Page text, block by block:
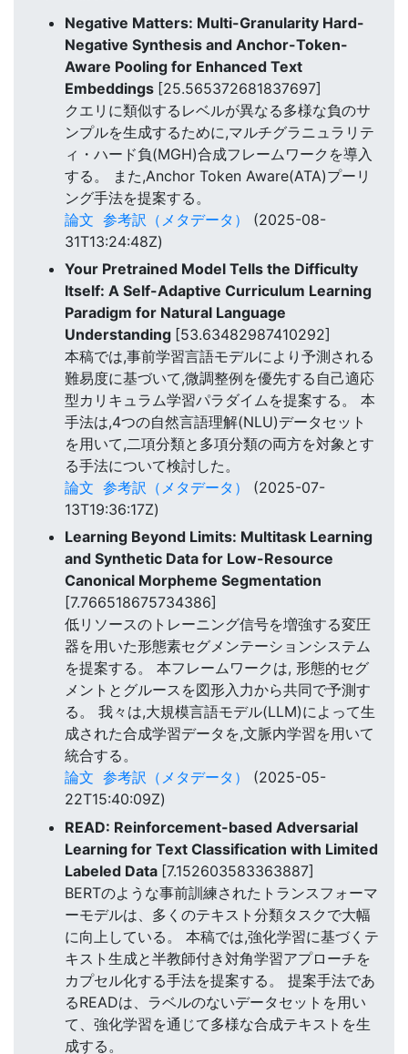
Negative Matters: Multi-Granularity Hard-
Negative Synthesis and Anchor-Token-
Aware Pooling for Enhanced Text
Embeddings [25.565372681837697]
クエリに類似するレベルが異なる多様な負のサ
ンプルを生成するために,マルチグラニュラリテ
ィ・ハード負(MGH)合成フレームワークを導入
する。 また,Anchor Token Aware(ATA)プーリ
ング手法を提案する。
論文 参考訳（メタデータ）
(2025-08-
31T13:24:48Z)
Your Pretrained Model Tells the Difficulty
Itself: A Self-Adaptive Curriculum Learning
Paradigm for Natural Language
Understanding [53.63482987410292]
本稿では,事前学習言語モデルにより予測される
難易度に基づいて,微調整例を優先する自己適応
型カリキュラム学習パラダイムを提案する。 本
手法は,4つの自然言語理解(NLU)データセット
を用いて,二項分類と多項分類の両方を対象とす
る手法について検討した。
論文 参考訳（メタデータ）
(2025-07-
13T19:36:17Z)
Learning Beyond Limits: Multitask Learning
and Synthetic Data for Low-Resource
Canonical Morpheme Segmentation
[7.766518675734386]
低リソースのトレーニング信号を増強する変圧
器を用いた形態素セグメンテーションシステム
を提案する。 本フレームワークは, 形態的セグ
メントとグルースを図形入力から共同で予測す
る。 我々は,大規模言語モデル(LLM)によって生
成された合成学習データを,文脈内学習を用いて
統合する。
論文 参考訳（メタデータ）
(2025-05-
22T15:40:09Z)
READ: Reinforcement-based Adversarial
Learning for Text Classification with Limited
Labeled Data [7.152603583363887]
BERTのような事前訓練されたトランスフォーマ
ーモデルは、多くのテキスト分類タスクで大幅
に向上している。 本稿では,強化学習に基づくテ
キスト生成と半教師付き対角学習アプローチを
カプセル化する手法を提案する。 提案手法であ
るREADは、ラベルのないデータセットを用い
て、強化学習を通じて多様な合成テキストを生
成する。